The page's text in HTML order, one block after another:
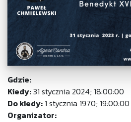
Gdzie:
Kiedy:31 stycznia 2024; 18:00:00
Do kiedy: 1 stycznia 1970; 19:00:00
Organizator: